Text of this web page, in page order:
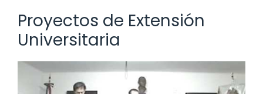
Proyectos de Extensión
Universitaria